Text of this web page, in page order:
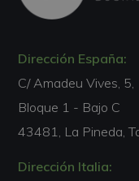
Dirección España:
C/ Amadeu Vives, 5,
Bloque 1 - Bajo C
43481, La Pineda,
Dirección Italia: